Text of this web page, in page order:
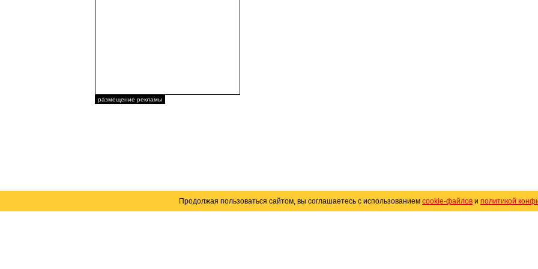
размещение рекламы
Продолжая пользоваться сайтом, вы соглашаетесь с использованием cookie-файлов и политикой